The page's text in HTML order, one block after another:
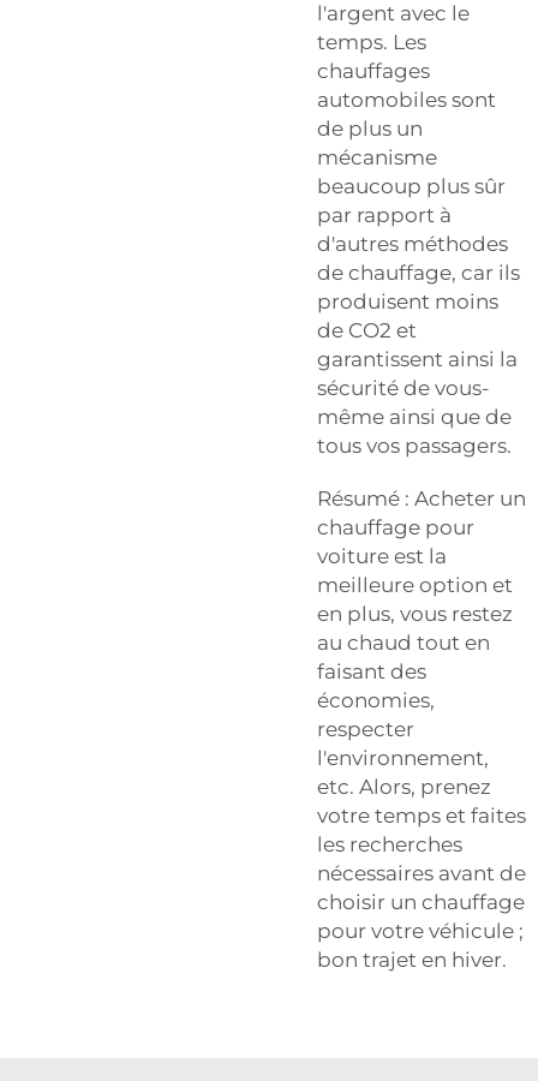
l'argent avec le
temps. Les
chauffages
automobiles sont
de plus un
mécanisme
beaucoup plus sûr
par rapport à
d'autres méthodes
de chauffage, car ils
produisent moins
de CO2 et
garantissent ainsi la
sécurité de vous-
même ainsi que de
tous vos passagers.
Résumé : Acheter un
chauffage pour
voiture est la
meilleure option et
en plus, vous restez
au chaud tout en
faisant des
économies,
respecter
l'environnement,
etc. Alors, prenez
votre temps et faites
les recherches
nécessaires avant de
choisir un chauffage
pour votre véhicule ;
bon trajet en hiver.